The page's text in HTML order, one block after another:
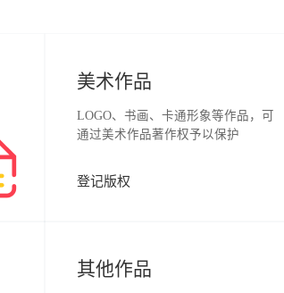
美术作品
LOGO、书画、卡通形象等作品，可
通过美术作品著作权予以保护
登记版权
其他作品